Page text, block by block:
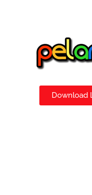
Download